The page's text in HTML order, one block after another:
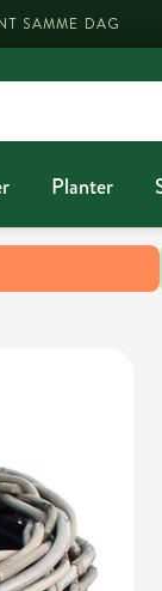
SAMME DAG
Planter